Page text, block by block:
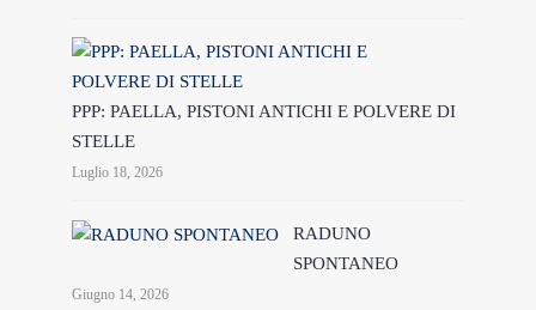
PPP: PAELLA, PISTONI ANTICHI E POLVERE DI
STELLE
Luglio 18, 2026
RADUNO
SPONTANEO
Giugno 14, 2026